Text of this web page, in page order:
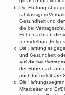
Die Haftung ist
fahrlässigem
Gesundheit und
die bei
Höhe nach auf die
für mittelbare
Die Haftung ist
und Gesundheit
auf die bei
der Höhe nach auf
auch für mittelbare
Die
Mitarbeiter und